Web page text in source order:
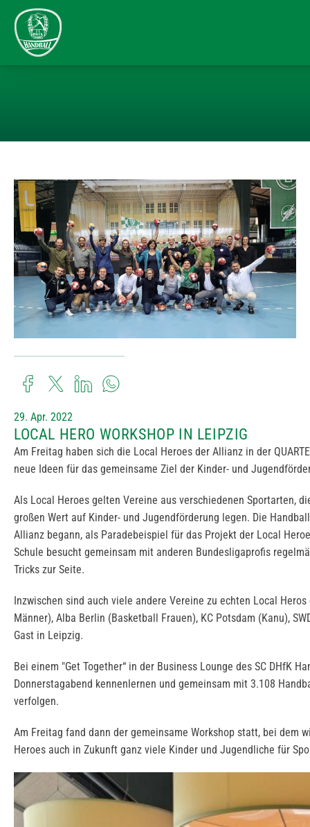
29. Apr. 2022
LOCAL HERO WORKSHOP IN LEIPZIG
Am Freitag haben sich die Local Heroes der Allianz in der
neue Ideen für das gemeinsame Ziel der Kinder- und
Als Local Heroes gelten Vereine aus verschiedenen Sportarten,
großen Wert auf Kinder- und Jugendförderung legen. Die
Allianz begann, als Paradebeispiel für das Projekt der Local
Schule besucht gemeinsam mit anderen Bundesligaprofis
Tricks zur Seite.
Inzwischen sind auch viele andere Vereine zu echten Local
Männer), Alba Berlin (Basketball Frauen), KC Potsdam (Kanu),
Gast in Leipzig.
Bei einem "Get Together“ in der Business Lounge des SC DHfK
Donnerstagabend kennenlernen und gemeinsam mit 3.108
verfolgen.
Am Freitag fand dann der gemeinsame Workshop statt, bei dem
Heroes auch in Zukunft ganz viele Kinder und Jugendliche für